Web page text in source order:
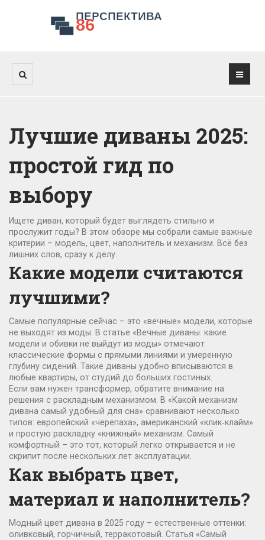
Лучшие диваны 2025:
простой гид по
выбору
Ищете диван, который будет выглядеть стильно и
прослужит годы? В этом обзоре мы собрали самые важные
критерии – модель, цвет, наполнитель и механизм. Всё без
лишних слов, сразу к делу.
Какие модели считаются
лучшими?
Самые популярные сейчас – это «вечные» модели, которые
не выходят из моды. В статье «Вечные диваны: какие
модели и обивки не выйдут из моды» отмечают
классические формы с прямыми линиями и умеренную
глубину сидений. Такие диваны удобно вписываются в
любые квартиры, от студий до больших гостиных.
Если вам нужен трансформер, обратите внимание на
решения с раскладным механизмом. В «Какой механизм
дивана самый удобный для сна» сравнивают несколько
типов: европейский «черепаха», американский «клик‑клайм»
и простую раскладку «книжный» механизм. Самый
комфортный – это тот, который легко открывается и не
скрипит после нескольких лет эксплуатации.
Как выбрать цвет,
материал и наполнитель?
Модный цвет дивана в 2025 году – естественные оттенки:
оливковый, горчичный, терракотовый. Статья «Самый